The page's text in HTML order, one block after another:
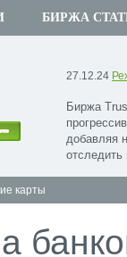
БИРЖА
27.12.24
Биржа
добавляя
карты